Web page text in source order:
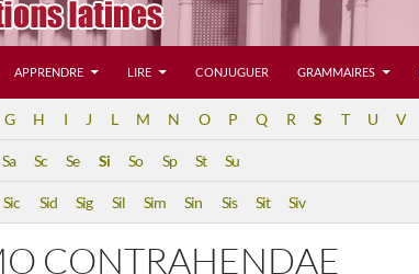
APPRENDRE LIRE CONJUGUER GRAMMAIRES
G H I J L M N O P Q R S T U V
Sa Sc Se Si So Sp St Su
Sic Sid Sig Sil Sim Sin Sis Sit Siv
CONTRAHENDAE